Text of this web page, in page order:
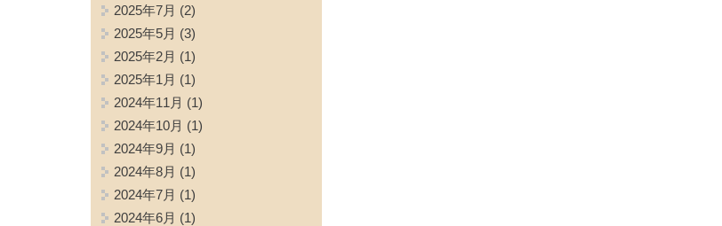
2025年7月 (2)
2025年5月 (3)
2025年2月 (1)
2025年1月 (1)
2024年11月 (1)
2024年10月 (1)
2024年9月 (1)
2024年8月 (1)
2024年7月 (1)
2024年6月 (1)